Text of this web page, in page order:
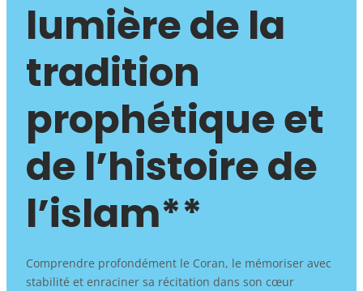
lumière de la
tradition
prophétique et
de l’histoire de
l’islam**
Comprendre profondément le Coran, le mémoriser avec
stabilité et enraciner sa récitation dans son cœur